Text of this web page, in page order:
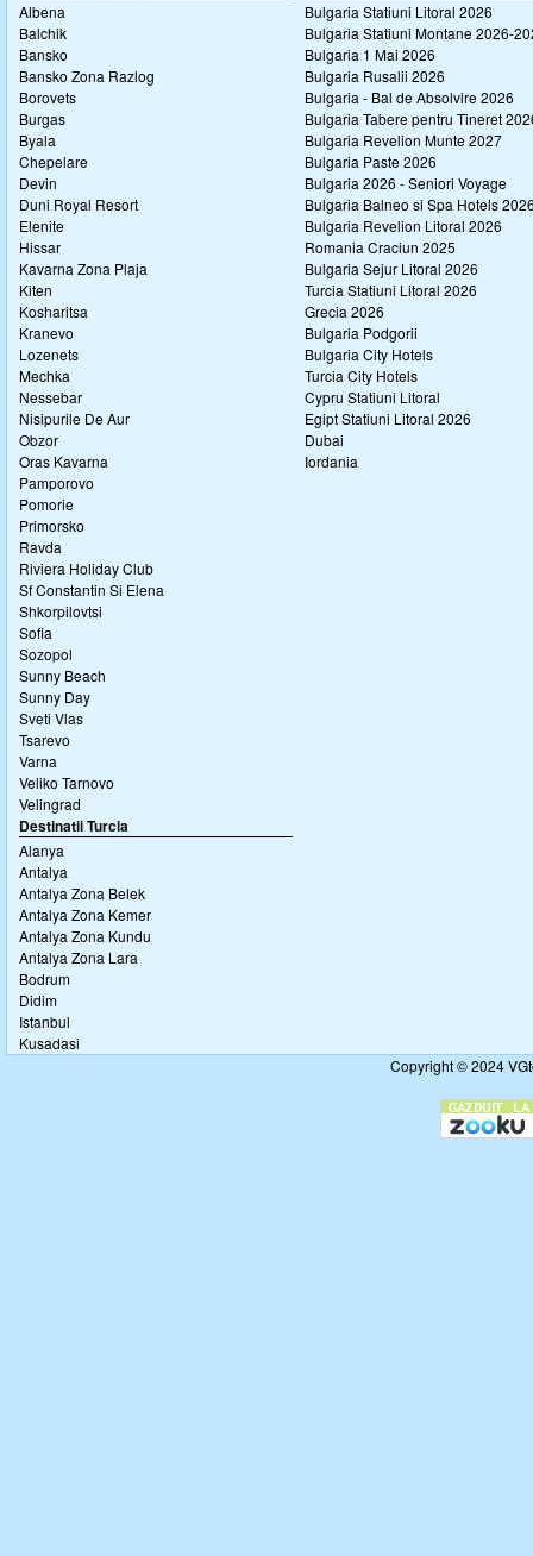
Albena
Balchik
Bansko
Bansko Zona Razlog
Borovets
Burgas
Byala
Chepelare
Devin
Duni Royal Resort
Elenite
Hissar
Kavarna Zona Plaja
Kiten
Kosharitsa
Kranevo
Lozenets
Mechka
Nessebar
Nisipurile De Aur
Obzor
Oras Kavarna
Pamporovo
Pomorie
Primorsko
Ravda
Riviera Holiday Club
Sf Constantin Si Elena
Shkorpilovtsi
Sofia
Sozopol
Sunny Beach
Sunny Day
Sveti Vlas
Tsarevo
Varna
Veliko Tarnovo
Velingrad
Destinatii Turcia
Alanya
Antalya
Antalya Zona Belek
Antalya Zona Kemer
Antalya Zona Kundu
Antalya Zona Lara
Bodrum
Didim
Istanbul
Kusadasi
Bulgaria Statiuni Litoral 2026
Bulgaria Statiuni Montane 2026-
Bulgaria 1 Mai 2026
Bulgaria Rusalii 2026
Bulgaria - Bal de Absolvire 2026
Bulgaria Tabere pentru Tineret
Bulgaria Revelion Munte 2027
Bulgaria Paste 2026
Bulgaria 2026 - Seniori Voyage
Bulgaria Balneo si Spa Hotels
Bulgaria Revelion Litoral 2026
Romania Craciun 2025
Bulgaria Sejur Litoral 2026
Turcia Statiuni Litoral 2026
Grecia 2026
Bulgaria Podgorii
Bulgaria City Hotels
Turcia City Hotels
Cypru Statiuni Litoral
Egipt Statiuni Litoral 2026
Dubai
Iordania
Copyright © 2024